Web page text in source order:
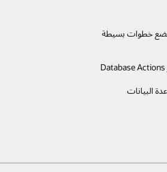
ببضع خطوات بسيطة
البيانات